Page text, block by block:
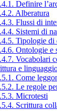
Definire
Alberatura
Flussi di
Sistemi di
Tipologie di
Ontologie e
Vocabolari
e
Come
Le regole
Microtesti
Scrittura